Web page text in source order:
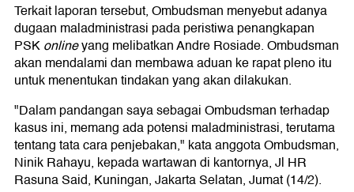
Terkait laporan tersebut, Ombudsman menyebut adanya
dugaan maladministrasi pada peristiwa penangkapan
PSKonlineyang melibatkan Andre Rosiade. Ombudsman
akan mendalami dan membawa aduan ke rapat pleno itu
untuk menentukan tindakan yang akan dilakukan.
"Dalam pandangan saya sebagai Ombudsman terhadap
kasus ini, memang ada potensi maladministrasi, terutama
tentang tata cara penjebakan," kata anggota Ombudsman,
Ninik Rahayu, kepada wartawan di kantornya, Jl HR
Rasuna Said, Kuningan, Jakarta Selatan, Jumat (14/2).